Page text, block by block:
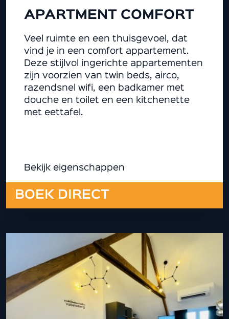
APARTMENT COMFORT
Veel ruimte en een thuisgevoel, dat
vind je in een comfort appartement.
Deze stijlvol ingerichte appartementen
zijn voorzien van twin beds, airco,
razendsnel wifi, een badkamer met
douche en toilet en een kitchenette
met eettafel.
Bekijk eigenschappen
BOEK DIRECT